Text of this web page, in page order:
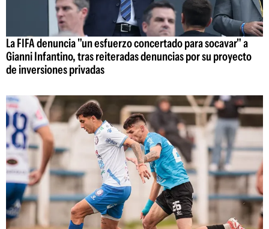
La FIFA denuncia "un esfuerzo concertado para socavar" a
Gianni Infantino, tras reiteradas denuncias por su proyecto
de inversiones privadas